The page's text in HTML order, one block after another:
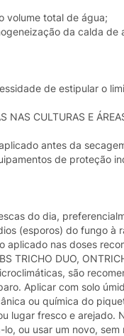
volume total de água;
da calda de
de estipular o
NAS CULTURAS E
antes da
de proteção
do dia,
(esporos) do fungo
aplicado nas doses
TRICHO DUO,
são
Aplicar com solo
ou química do
lugar fresco e arejado.
ou usar um novo,